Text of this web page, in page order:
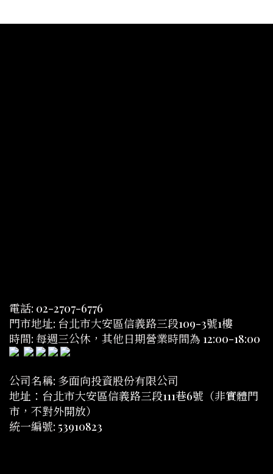
電話: 02-2707-6776
門市地址: 台北市大安區信義路三段109-3號1樓
時間: 每週三公休，其他日期營業時間為 12:00-18:00
公司名稱: 多面向投資股份有限公司
地址：台北市大安區信義路三段111巷6號（非實體門
市，不對外開放）
統一編號: 53910823